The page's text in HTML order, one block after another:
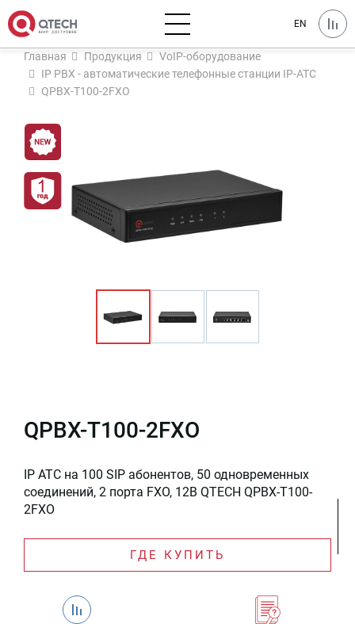
EN
Главная Продукция
VoIP-оборудование
IP PBX - автоматические телефонные станции IP-ATC
QPBX-T100-2FXO
QPBX-T100-2FXO
IP АТС на 100 SIP абонентов, 50 одновременных
соединений, 2 порта FXO, 12В QTECH QPBX-T100-
2FXO
ГДЕ КУПИТЬ